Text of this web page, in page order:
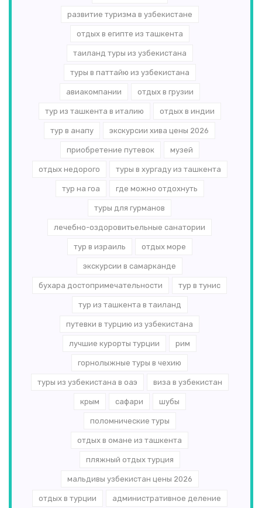
развитие туризма в узбекистане
отдых в египте из ташкента
таиланд туры из узбекистана
туры в паттайю из узбекистана
авиакомпании отдых в грузии
тур из ташкента в италию отдых в индии
тур в анапу экскурсии хива цены 2026
приобретение путевок музей
отдых недорого туры в хургаду из ташкента
тур на гоа где можно отдохнуть
туры для гурманов
лечебно-оздоровитьельные санатории
тур в израиль отдых море
экскурсии в самарканде
бухара достопримечательности тур в тунис
тур из ташкента в таиланд
путевки в турцию из узбекистана
лучшие курорты турции рим
горнолыжные туры в чехию
туры из узбекистана в оаэ виза в узбекистан
крым сафари шубы
поломнические туры
отдых в омане из ташкента
пляжный отдых турция
мальдивы узбекистан цены 2026
отдых в турции административное деление